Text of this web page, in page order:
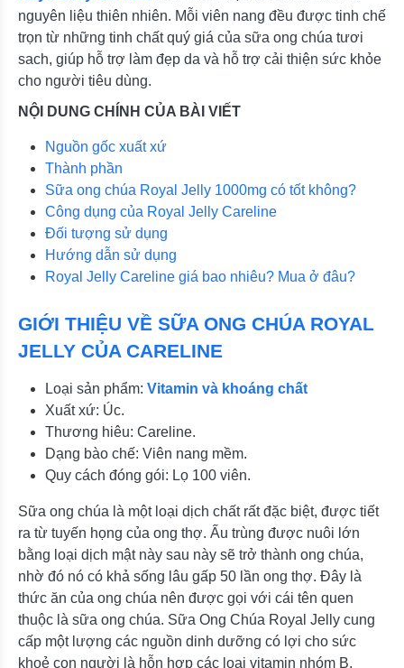
nguyên liệu thiên nhiên. Mỗi viên nang đều được tinh chế
trọn từ những tinh chất quý giá của sữa ong chúa tươi
sach, giúp hỗ trợ làm đẹp da và hỗ trợ cải thiện sức khỏe
cho người tiêu dùng.
NỘI DUNG CHÍNH CỦA BÀI VIẾT
Nguồn gốc xuất xứ
Thành phần
Sữa ong chúa Royal Jelly 1000mg có tốt không?
Công dụng của Royal Jelly Careline
Đối tượng sử dụng
Hướng dẫn sử dụng
Royal Jelly Careline giá bao nhiêu? Mua ở đâu?
GIỚI THIỆU VỀ SỮA ONG CHÚA ROYAL
JELLY CỦA CARELINE
Loại sản phẩm: Vitamin và khoáng chất
Xuất xứ: Úc.
Thương hiêu: Careline.
Dạng bào chế: Viên nang mềm.
Quy cách đóng gói: Lọ 100 viên.
Sữa ong chúa là một loại dịch chất rất đặc biệt, được tiết
ra từ tuyến họng của ong thợ. Ấu trùng được nuôi lớn
bằng loại dịch mật này sau này sẽ trở thành ong chúa,
nhờ đó nó có khả sống lâu gấp 50 lần ong thợ. Đây là
thức ăn của ong chúa nên được gọi với cái tên quen
thuộc là sữa ong chúa. Sữa Ong Chúa Royal Jelly cung
cấp một lượng các nguồn dinh dưỡng có lợi cho sức
khoẻ con người là hỗn hợp các loại vitamin nhóm B,